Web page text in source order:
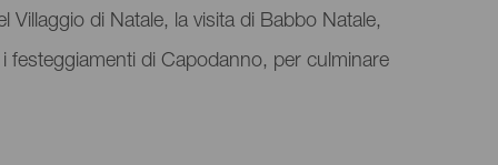
Villaggio di Natale, la visita di Babbo Natale,
festeggiamenti di Capodanno, per culminare